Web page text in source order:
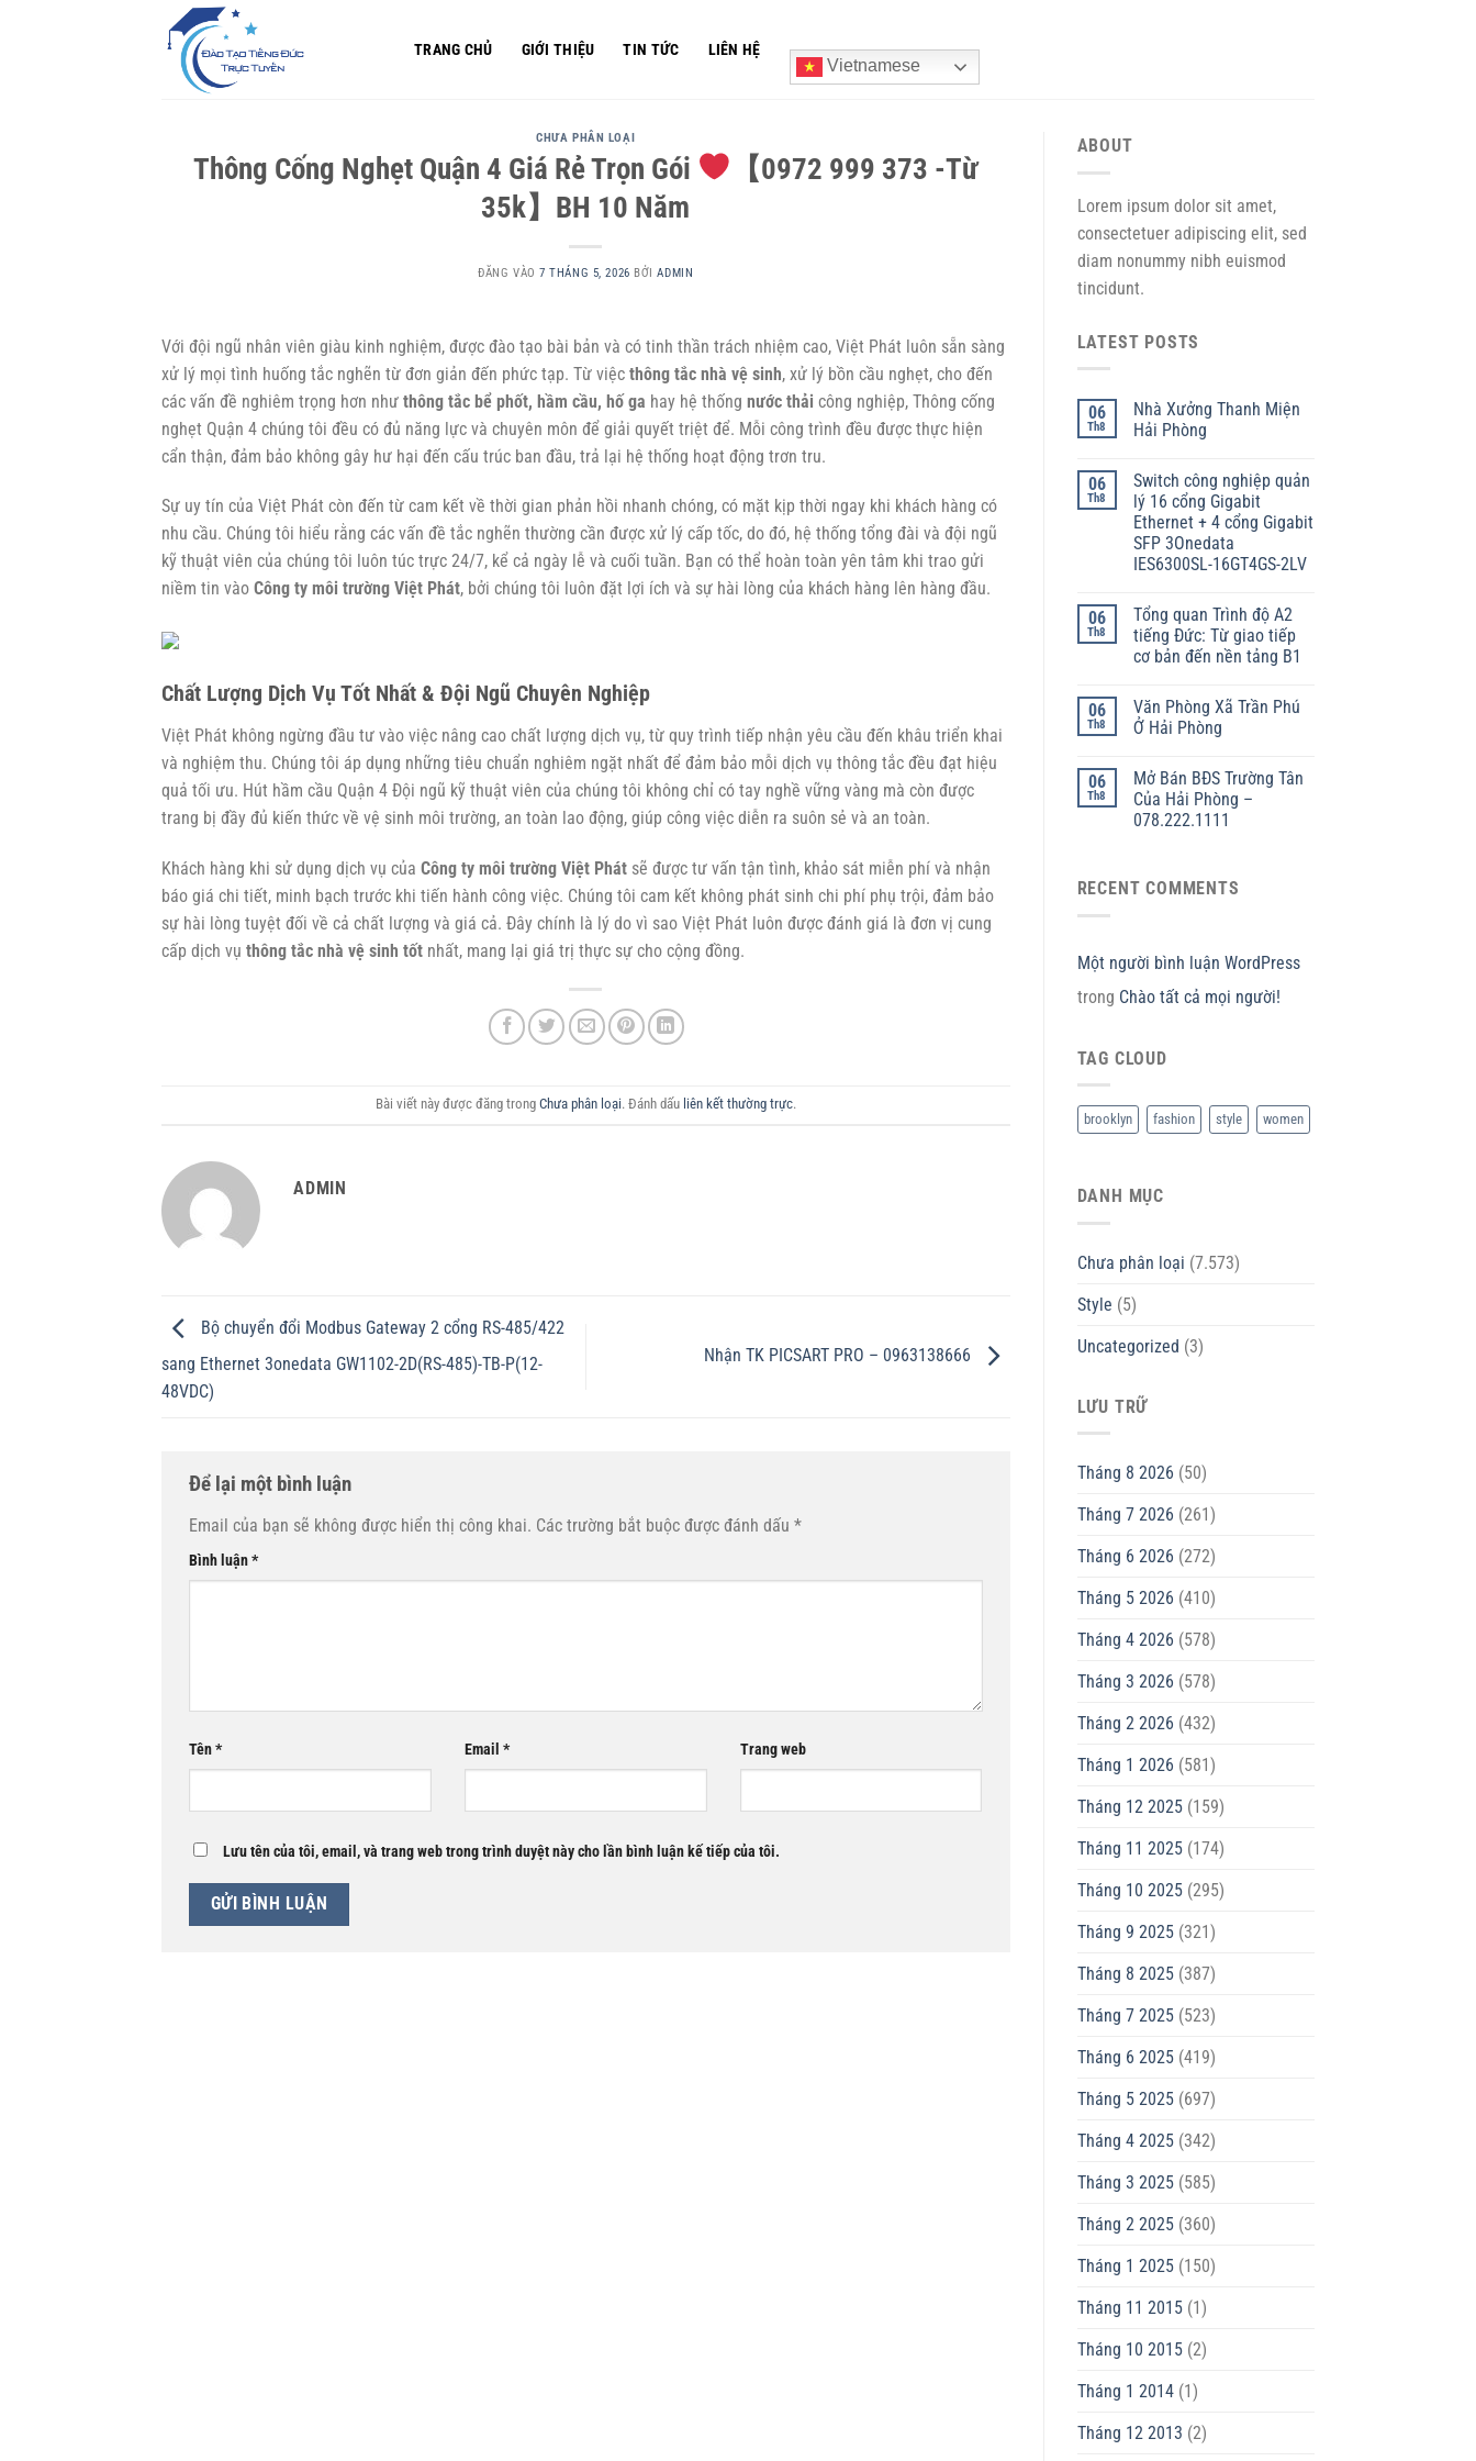
TRANG CHỦ GIỚI THIỆU TIN TỨC
LIÊN HỆ
Vietnamese
CHƯA PHÂN LOẠI
Thông Cống Nghẹt Quận 4 Giá Rẻ Trọn Gói
【0972 999 373 -Từ
35k】BH 10 Năm
ĐĂNG VÀO7 THÁNG 5, 2026 BỞIADMIN
Với đội ngũ nhân viên giàu kinh nghiệm, được đào tạo bài bản và có tinh thần trách nhiệm cao, Việt Phát luôn sẵn sàng
xử lý mọi tình huống tắc nghẽn từ đơn giản đến phức tạp. Từ việc thông tắc nhà vệ sinh, xử lý bồn cầu nghẹt, cho đến
các vấn đề nghiêm trọng hơn như thông tắc bể phốt, hầm cầu, hố ga hay hệ thống nước thải công nghiệp, Thông cống
nghẹt Quận 4 chúng tôi đều có đủ năng lực và chuyên môn để giải quyết triệt để. Mỗi công trình đều được thực hiện
cẩn thận, đảm bảo không gây hư hại đến cấu trúc ban đầu, trả lại hệ thống hoạt động trơn tru.
Sự uy tín của Việt Phát còn đến từ cam kết về thời gian phản hồi nhanh chóng, có mặt kịp thời ngay khi khách hàng có
nhu cầu. Chúng tôi hiểu rằng các vấn đề tắc nghẽn thường cần được xử lý cấp tốc, do đó, hệ thống tổng đài và đội ngũ
kỹ thuật viên của chúng tôi luôn túc trực 24/7, kể cả ngày lễ và cuối tuần. Bạn có thể hoàn toàn yên tâm khi trao gửi
niềm tin vào Công ty môi trường Việt Phát, bởi chúng tôi luôn đặt lợi ích và sự hài lòng của khách hàng lên hàng đầu.
Chất Lượng Dịch Vụ Tốt Nhất & Đội Ngũ Chuyên Nghiệp
Việt Phát không ngừng đầu tư vào việc nâng cao chất lượng dịch vụ, từ quy trình tiếp nhận yêu cầu đến khâu triển khai
và nghiệm thu. Chúng tôi áp dụng những tiêu chuẩn nghiêm ngặt nhất để đảm bảo mỗi dịch vụ thông tắc đều đạt hiệu
quả tối ưu. Hút hầm cầu Quận 4 Đội ngũ kỹ thuật viên của chúng tôi không chỉ có tay nghề vững vàng mà còn được
trang bị đầy đủ kiến thức về vệ sinh môi trường, an toàn lao động, giúp công việc diễn ra suôn sẻ và an toàn.
Khách hàng khi sử dụng dịch vụ của Công ty môi trường Việt Phát sẽ được tư vấn tận tình, khảo sát miễn phí và nhận
báo giá chi tiết, minh bạch trước khi tiến hành công việc. Chúng tôi cam kết không phát sinh chi phí phụ trội, đảm bảo
sự hài lòng tuyệt đối về cả chất lượng và giá cả. Đây chính là lý do vì sao Việt Phát luôn được đánh giá là đơn vị cung
cấp dịch vụ thông tắc nhà vệ sinh tốt nhất, mang lại giá trị thực sự cho cộng đồng.
Bài viết này được đăng trong Chưa phân loại. Đánh dấu liên kết thường trực.
ADMIN
Bộ chuyển đổi Modbus Gateway 2 cổng RS-485/422
sang Ethernet 3onedata GW1102-2D(RS-485)-TB-P(12-
48VDC)
Nhận TK PICSART PRO – 0963138666
Để lại một bình luận
Email của bạn sẽ không được hiển thị công khai. Các trường bắt buộc được đánh dấu *
Bình luận*
Tên* Email * Trang web
Lưu tên của tôi, email, và trang web trong trình duyệt này cho lần bình luận kế tiếp của tôi.
ABOUT
Lorem ipsum dolor sit amet,
consectetuer adipiscing elit, sed
diam nonummy nibh euismod
tincidunt.
LATEST POSTS
06
Th8
Nhà Xưởng Thanh Miện
Hải Phòng
06
Th8
Switch công nghiệp quản
lý 16 cổng Gigabit
Ethernet + 4 cổng Gigabit
SFP 3Onedata
IES6300SL-16GT4GS-2LV
06
Th8
Tổng quan Trình độ A2
tiếng Đức: Từ giao tiếp
cơ bản đến nền tảng B1
06
Th8
Văn Phòng Xã Trần Phú
Ở Hải Phòng
06
Th8
Mở Bán BĐS Trường Tân
Của Hải Phòng –
078.222.1111
RECENT COMMENTS
Một người bình luận WordPress
trong Chào tất cả mọi người!
TAG CLOUD
brooklyn fashion style women
DANH MỤC
Chưa phân loại (7.573)
Style (5)
Uncategorized (3)
LƯU TRỮ
Tháng 8 2026 (50)
Tháng 7 2026 (261)
Tháng 6 2026 (272)
Tháng 5 2026 (410)
Tháng 4 2026 (578)
Tháng 3 2026 (578)
Tháng 2 2026 (432)
Tháng 1 2026 (581)
Tháng 12 2025(159)
Tháng 11 2025(174)
Tháng 10 2025(295)
Tháng 9 2025(321)
Tháng 8 2025(387)
Tháng 7 2025(523)
Tháng 6 2025(419)
Tháng 5 2025(697)
Tháng 4 2025(342)
Tháng 3 2025(585)
Tháng 2 2025(360)
Tháng 1 2025(150)
Tháng 11 2015(1)
Tháng 10 2015(2)
Tháng 1 2014(1)
Tháng 12 2013 (2)